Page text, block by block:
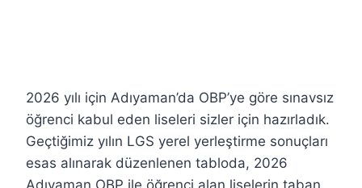
2026 yılı için Adıyaman’da OBP’ye göre sınavsız
öğrenci kabul eden liseleri sizler için hazırladık.
Geçtiğimiz yılın LGS yerel yerleştirme sonuçları
esas alınarak düzenlenen tabloda, 2026